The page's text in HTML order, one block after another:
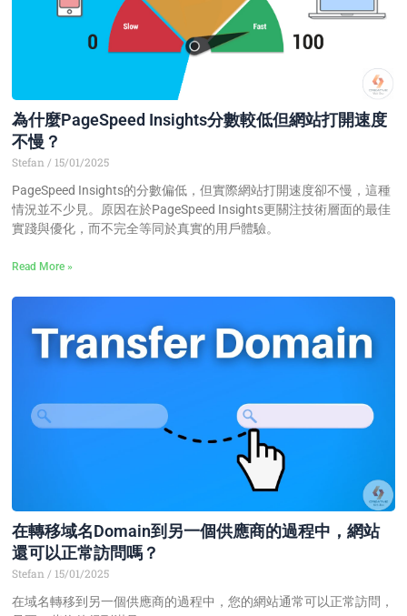
為什麼PageSpeed Insights分數較低但網站打開速度
不慢？
Stefan
15/01/2025
PageSpeed Insights的分數偏低，但實際網站打開速度卻不慢，這種
情況並不少見。原因在於PageSpeed Insights更關注技術層面的最佳
實踐與優化，而不完全等同於真實的用戶體驗。
Read More »
在轉移域名Domain到另一個供應商的過程中，網站
還可以正常訪問嗎？
Stefan
15/01/2025
在域名轉移到另一個供應商的過程中，您的網站通常可以正常訪問，